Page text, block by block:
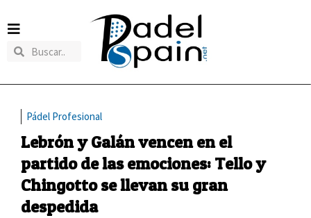
Pádel Profesional
Lebrón y Galán vencen en el
partido de las emociones: Tello y
Chingotto se llevan su gran
despedida